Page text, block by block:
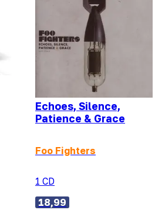
Echoes, Silence,
Patience & Grace
Foo Fighters
1 CD
18,99